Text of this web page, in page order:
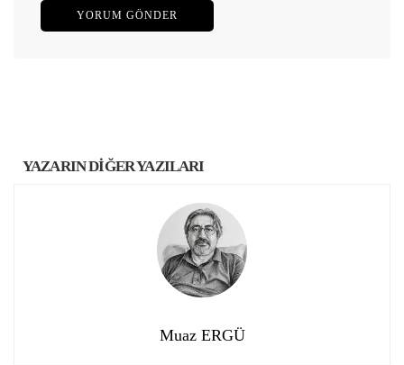
YAZARIN DİĞER YAZILARI
Muaz ERGÜ